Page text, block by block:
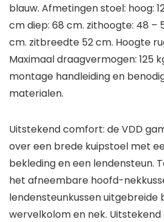
blauw. Afmetingen stoel: hoog:
cm diep: 68 cm. zithoogte: 48 –
cm. zitbreedte 52 cm. Hoogte
Maximaal draagvermogen: 125
montage handleiding en
materialen.
Uitstekend comfort: de VDD
over een brede kuipstoel met
bekleding en een lendensteun.
het afneembare hoofd-
lendensteunkussen uitgebreide
wervelkolom en nek.